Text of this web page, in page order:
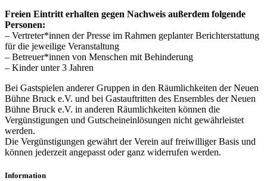
Freien Eintritt erhalten gegen Nachweis außerdem folgende
Personen:
– Vertreter*innen der Presse im Rahmen geplanter Berichterstattung
für die jeweilige Veranstaltung
– Betreuer*innen von Menschen mit Behinderung
– Kinder unter 3 Jahren
Bei Gastspielen anderer Gruppen in den Räumlichkeiten der Neuen
Bühne Bruck e.V. und bei Gastauftritten des Ensembles der Neuen
Bühne Bruck e.V. in anderen Räumlichkeiten können die
Vergünstigungen und Gutscheineinlösungen nicht gewährleistet
werden.
Die Vergünstigungen gewährt der Verein auf freiwilliger Basis und
können jederzeit angepasst oder ganz widerrufen werden.
Information